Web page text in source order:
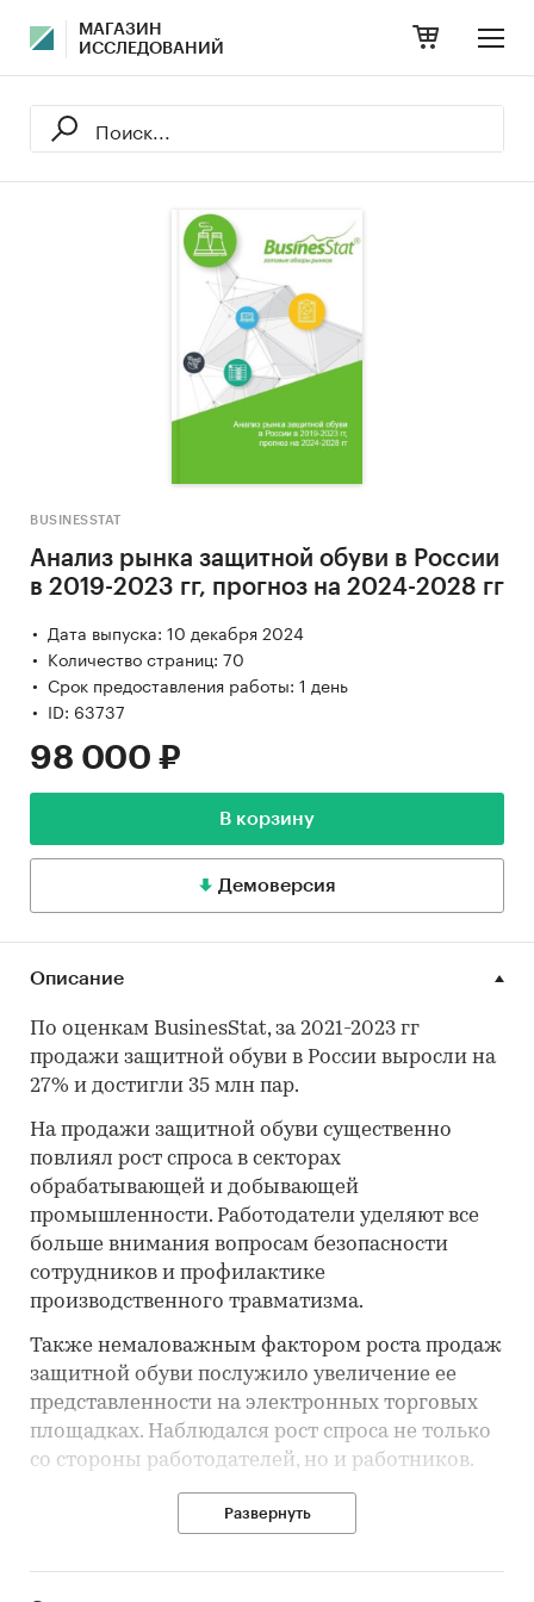
МАГАЗИН
ИССЛЕДОВАНИЙ
BUSINESSTAT
Анализ рынка защитной обуви в России
в 2019-2023 гг, прогноз на 2024-2028 гг
Дата выпуска: 10 декабря 2024
Количество страниц: 70
Срок предоставления работы: 1 день
ID: 63737
98 000 ₽
В корзину
Демоверсия
Описание
По оценкам BusinesStat, за 2021-2023 гг
продажи защитной обуви в России выросли на
27% и достигли 35 млн пар.
На продажи защитной обуви существенно
повлиял рост спроса в секторах
обрабатывающей и добывающей
промышленности. Работодатели уделяют все
больше внимания вопросам безопасности
сотрудников и профилактике
производственного травматизма.
Также немаловажным фактором роста продаж
защитной обуви послужило увеличение ее
представленности на электронных торговых
площадках. Наблюдался рост спроса не только
со стороны работодателей, но и работников.
На рынке преобладает отечественная
продукция. Российские производители
Развернуть